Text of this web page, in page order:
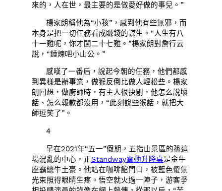
來的，人在世，最主要的是做愛好做的事兒。”
楊家朗稱他為“小孩”，感到他有些無邪，而
本身是把一切任務看成賺錢的謀生。“人生有八
十一難呢，你才闖二十七難。”楊家朗對詹行云
說，“錘煉吧小山公。”
感嘆了一番后，說起今朝的任務，他們都感
到異樣是辦事業，做猴反倒比做人輕松些。楊家
朗回想，做廚師時，有主人很抉剔，他怎么說壞
話、怎么報歉都沒用，“此刻說些猴話，就把大
師逗笑了”。
4
早在2021年“五一”假期，五指山景區的孫這
場混亂的中心，正Standway電動升降桌是金牛
座霸總牛土豪。他站在咖啡館門口，被藍色傻氣
光束照得眼睛生疼。悟空就火過一陣子，游客爭